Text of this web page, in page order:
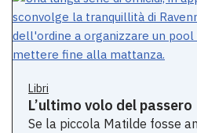
Libri
L’ultimo volo del passero
Se la piccola Matilde fosse